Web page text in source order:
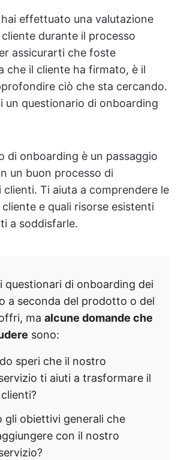
effettuato una valutazione
durante il processo
assicurarti che foste
che il cliente ha firmato, è il
ciò che sta cercando.
un questionario di onboarding
di onboarding è un passaggio
un buon processo di
Ti aiuta a comprendere le
e quali risorse esistenti
a soddisfarle.
questionari di onboarding dei
a seconda del prodotto o del
ma alcune domande che
sono:
speri che il nostro
ti aiuti a trasformare il
gli obiettivi generali che
con il nostro